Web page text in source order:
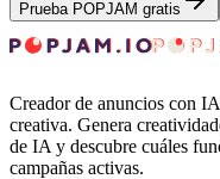
Prueba POPJAM gratis
Creador de anuncios con
creativa. Genera
de IA y descubre cuáles
campañas activas.